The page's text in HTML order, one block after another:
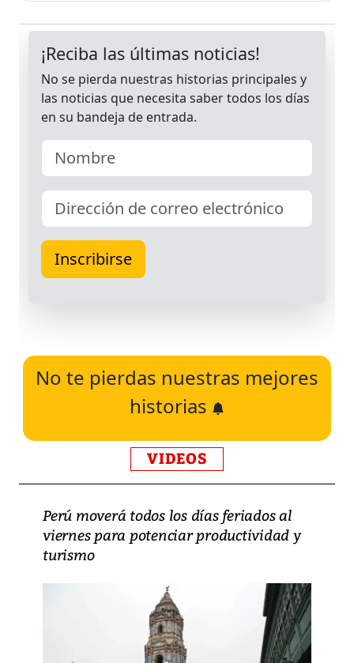
No te pierdas nuestras mejores
historias
VIDEOS
Perú moverá todos los días feriados al
viernes para potenciar productividad y
turismo